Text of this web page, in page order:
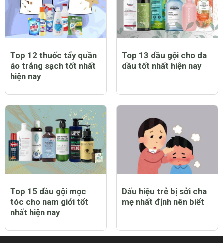
Top 12 thuốc tẩy quần
áo trắng sạch tốt nhất
hiện nay
Top 13 dầu gội cho da
dầu tốt nhất hiện nay
Top 15 dầu gội mọc
tóc cho nam giới tốt
nhất hiện nay
Dấu hiệu trẻ bị sởi cha
mẹ nhất định nên biết